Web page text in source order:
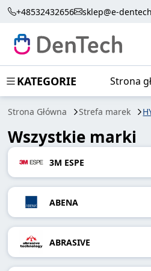
+48532432656 sklep@e-
KATEGORIE Strona
Strona Główna Strefa marek
Wszystkie marki
3M ESPE
ABENA
ABRASIVE